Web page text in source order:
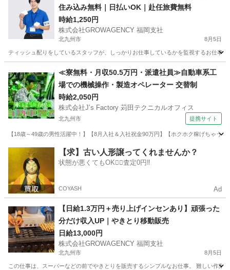
住み込み無料｜日払いOK｜赴任旅費無料
時給1,250円
株式会社GROWAGENCY 福岡支社
北九州市 8月5日
ティッシュ配りをしているスタッフが、しっかりお仕事しているかを監視するお仕事
その他 ティッシュ
≪寮無料・月収50.5万円・派遣社員≫自動車系工
場での機械操作・製造オペレーター 交替制
時給2,050円
株式会社J’s Factory 苅田テクニカルオフィス
北九州市 提携サイト
【18歳～49歳の男性活躍中！】【8月入社＆入社祝金90万円】【ホクホク稼げちゃ
その他
【求】古い人形譲ってくれませんか？
状態が悪くてもOK🙆‍♀️査定0円‼️
COYASH Ad
【日給1.3万円＋売り上げインセンあり】頑張った
分だけ収入UP｜やきとり移動販売
日給13,000円
株式会社GROWAGENCY 福岡支社
北九州市 8月5日
この仕事は、スーパーなどの前でやきとりを販売するシンプルなお仕事。 難しい作